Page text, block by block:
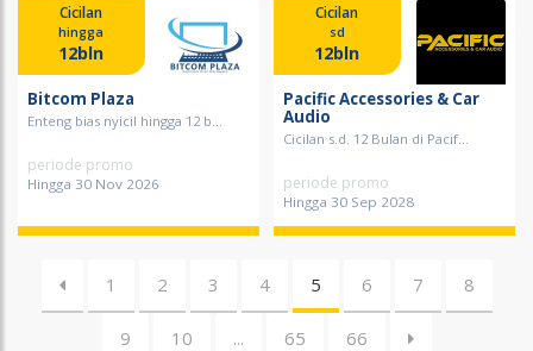
Cicilan
hingga
12bln
Bitcom Plaza
Enteng bias nyicil hingga 12 b...
periode promo
Hingga 30 Nov 2026
Cicilan
sd
12bln
Pacific Accessories & Car
Audio
Cicilan s.d. 12 Bulan di Pacif...
periode promo
Hingga 30 Sep 2028
1 2 3 4 5 6 7 8
9 10 ... 65 66